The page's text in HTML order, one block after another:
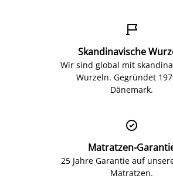

Skandinavische
Wir sind global mit
Wurzeln. Gegründet
Dänemark.

Matratzen-
25 Jahre Garantie auf
Matratzen.